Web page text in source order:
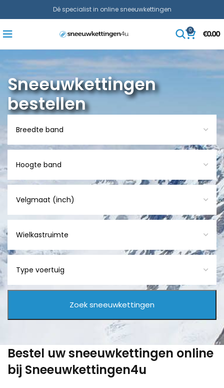
Dé specialist in online sneeuwkettingen
0
€0.00
Sneeuwkettingen
bestellen
Bestel uw sneeuwkettingen online
bij Sneeuwkettingen4u